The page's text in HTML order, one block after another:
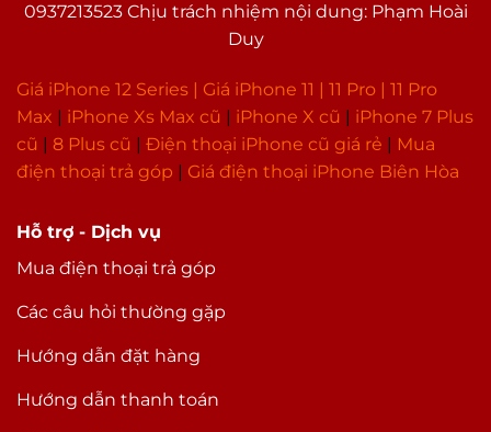
Hỗ trợ - Dịch vụ
Mua điện thoại trả góp
Các câu hỏi thường gặp
Hướng dẫn đặt hàng
Hướng dẫn thanh toán
0937213523 Chịu trách nhiệm nội dung: Phạm Hoài
Duy
Giá iPhone 12 Series | Giá iPhone 11 11 Pro
11 Pro
Max
iPhone Xs Max cũ iPhone X cũ
iPhone 7 Plus
cũ
8 Plus cũ Điện thoại iPhone cũ giá rẻ
Mua
điện thoại trả góp
Giá điện thoại iPhone Biên Hòa